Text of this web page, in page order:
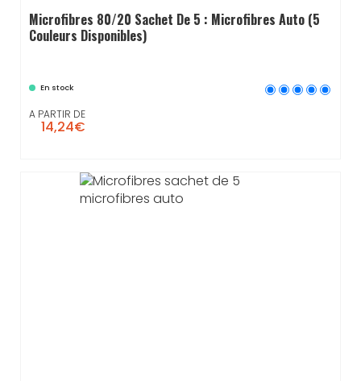
Microfibres 80/20 Sachet De 5 : Microfibres Auto (5
Couleurs Disponibles)
En stock
A PARTIR DE
14,24€